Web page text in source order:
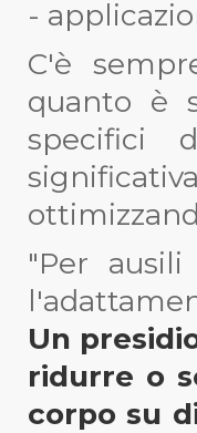
-
C'è
quanto è
specifici
"Per
Un
ridurre o
corpo su